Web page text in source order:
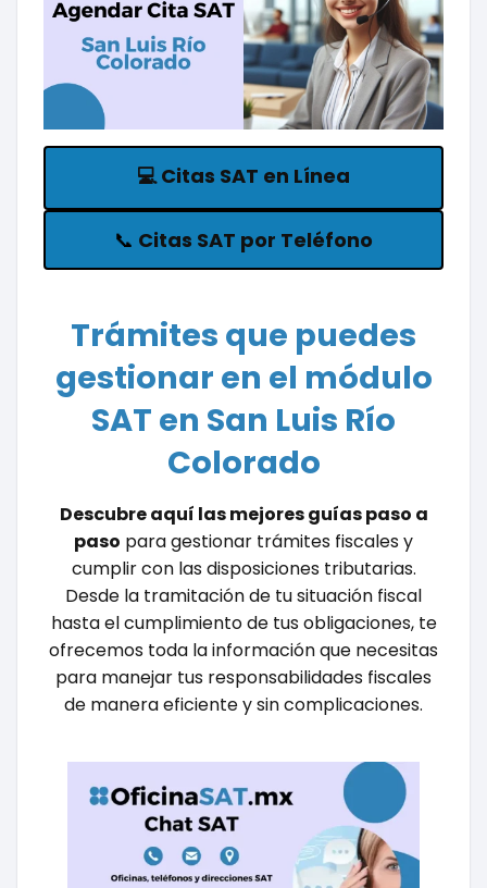
💻Citas SAT en Línea
📞 Citas SAT por Teléfono
Trámites que puedes
gestionar en el módulo
SAT en San Luis Río
Colorado
Descubre aquí las mejores guías paso a
paso para gestionar trámites fiscales y
cumplir con las disposiciones tributarias.
Desde la tramitación de tu situación fiscal
hasta el cumplimiento de tus obligaciones, te
ofrecemos toda la información que necesitas
para manejar tus responsabilidades fiscales
de manera eficiente y sin complicaciones.